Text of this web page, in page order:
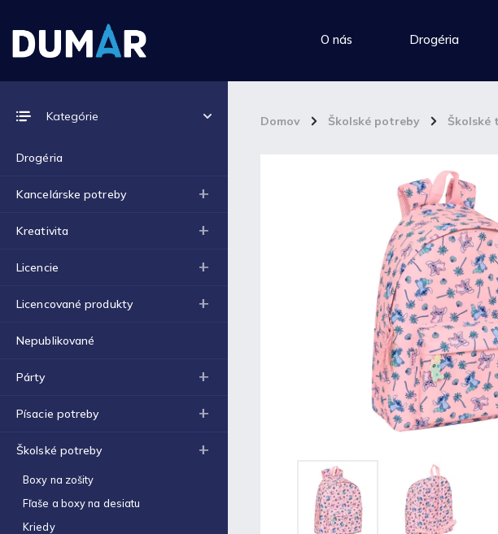
O nás Drogéria
Domov / Školské potreby / Školské
Kategórie
Drogéria
Kancelárske potreby
Kreativita
Licencie
Licencované produkty
Nepublikované
Párty
Písacie potreby
Školské potreby
Boxy na zošity
Fľaše a boxy na desiatu
Kriedy
1ks
Výkres školský A3 (180g) -
€0,12
Optimum náplň guličková
€0,06
Zošit 523